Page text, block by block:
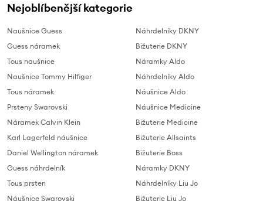
Nejoblíbenější kategorie
Naušnice Guess
Guess náramek
Tous naušnice
Naušnice Tommy Hilfiger
Tous náramek
Prsteny Swarovski
Náramek Calvin Klein
Karl Lagerfeld náušnice
Daniel Wellington náramek
Guess náhrdelník
Tous prsten
Náušnice Swarovski
Náhrdelníky DKNY
Bižuterie DKNY
Náramky Aldo
Náhrdelníky Aldo
Náušnice Aldo
Náušnice Medicine
Bižuterie Medicine
Bižuterie Allsaints
Bižuterie Boss
Náramky DKNY
Náhrdelníky Liu Jo
Bižuterie Liu Jo